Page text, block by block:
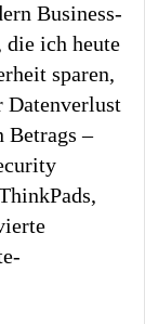
Business-
die ich heute
sparen,
Datenverlust
Betrags –